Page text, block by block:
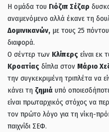
Η ομάδα του Γιόζιπ Σέζαρ
αναμενόμενο αλλά έκανε τη
Δομινικανών, με τους 25
διαφορά.
Ο σέντερ των Κλίπερς είναι
Κροατίας δίπλα στον Μάριο
την συγκεκριμένη τριπλέτα να
κάνει τη ζημιά υπό
είναι πρωταρχικός στόχος να
τον πρώτο λόγο για τη νίκη-
παιχνίδι ΣΕΦ.